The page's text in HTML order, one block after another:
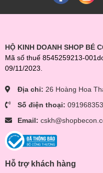
HỘ KINH DOANH SHOP BÉ
Mã số thuế 8545259213-
09/11/2023.
Địa chỉ: 26 Hoàng Hoa
Số điện thoại:
Email:
Hỗ trợ khách hàng